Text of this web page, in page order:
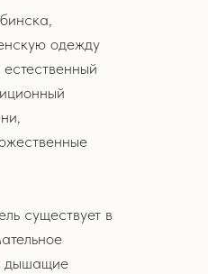
одежду
существует в
дышащие